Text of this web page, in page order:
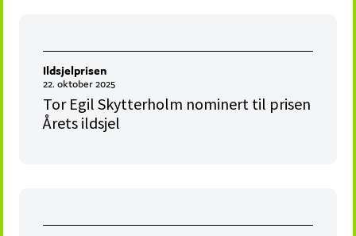
Ildsjelprisen
22. oktober 2025
Tor Egil Skytterholm nominert til prisen
Årets ildsjel